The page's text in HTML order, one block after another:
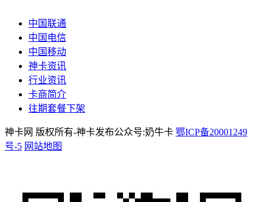
中国联通
中国电信
中国移动
神卡资讯
行业资讯
卡商简介
往期套餐下架
神卡网 版权所有-神卡发布公众号:奶牛卡 鄂ICP备20001249
号-5 网站地图